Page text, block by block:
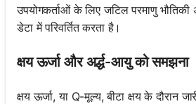
उपयोगकर्ताओं के लिए जटिल परमाणु
डेटा में परिवर्तित करता है।
क्षय ऊर्जा और अर्द्ध-आयु को समझना
क्षय ऊर्जा, या Q-मूल्य, बीटा क्षय के दौरान